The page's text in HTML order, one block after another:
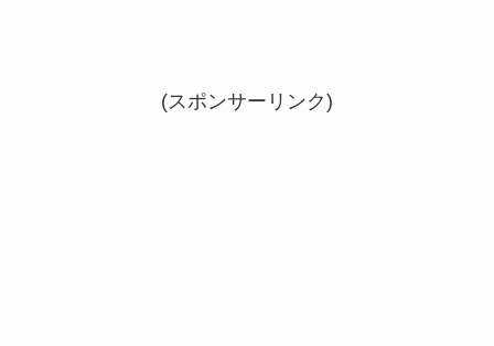
(スポンサーリンク)